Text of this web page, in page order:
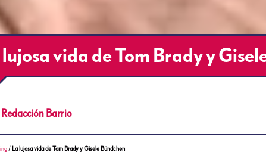
lujosa vida de Tom Brady y
Redacción Barrio
/ La lujosa vida de Tom Brady y Gisele Bündchen